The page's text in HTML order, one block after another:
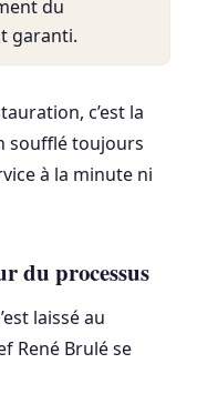
du
garanti.
c’est la
soufflé toujours
à la minute ni
du processus
laissé au
René Brulé se